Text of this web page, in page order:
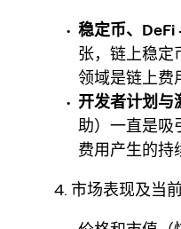
稳定币、DeFi
张，链上稳定
领域是链上费
开发者计划与
助）一直是吸
费用产生的持
市场表现及当